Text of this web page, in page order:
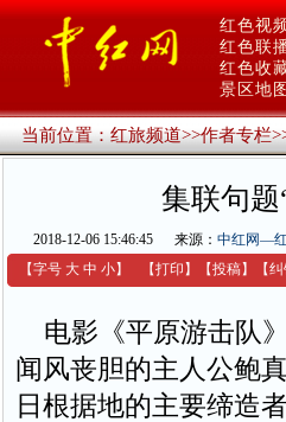
红色视
红色联
红色收
景区地图
当前位置：红旅频道>>作者专栏
集联句
2018-12-06 15:46:45 来源： 中红网—
【字号 大 中 小】 【打印 】 【投稿】 【
电影《平原游击队
闻风丧胆的主人公鲍
日根据地的主要缔造